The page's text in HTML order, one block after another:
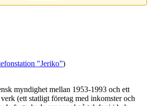
"Jeriko”)
myndighet mellan 1953-1993 och ett
(ett statligt företag med inkomster och